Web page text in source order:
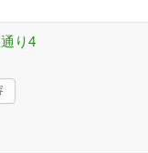
り4